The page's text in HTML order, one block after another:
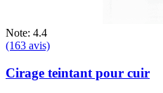
Note: 4.4
(163 avis)
Cirage teintant pour cuir